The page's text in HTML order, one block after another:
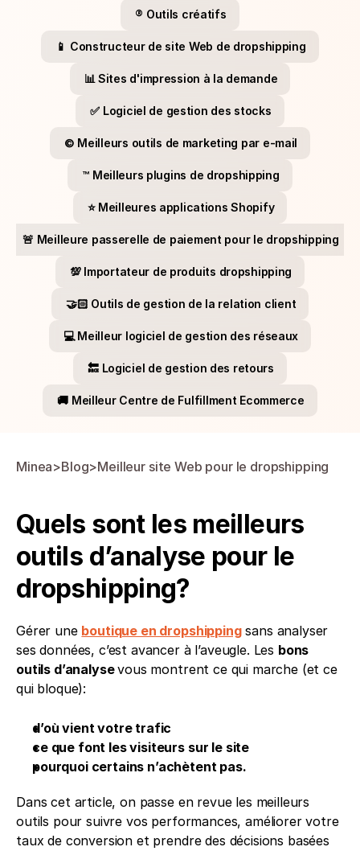
®️ Outils créatifs
📱 Constructeur de site Web de dropshipping
📊 Sites d'impression à la demande
✅ Logiciel de gestion des stocks
©️ Meilleurs outils de marketing par e-mail
™️ Meilleurs plugins de dropshipping
⭐​ Meilleures applications Shopify
🚨 Meilleure passerelle de paiement pour le dropshipping
💯​ Importateur de produits dropshipping
🤝🏻 Outils de gestion de la relation client
💻​ Meilleur logiciel de gestion des réseaux
🔙​ Logiciel de gestion des retours
🚚​ Meilleur Centre de Fulfillment Ecommerce
Minea>Blog>Meilleur site Web pour le dropshipping
Quels sont les meilleurs
outils d’analyse pour le
dropshipping?
Gérer une boutique en dropshipping sans analyser
ses données, c’est avancer à l’aveugle. Les bons
outils d’analyse vous montrent ce qui marche (et ce
qui bloque):
d’où vient votre trafic
ce que font les visiteurs sur le site
pourquoi certains n’achètent pas.
Dans cet article, on passe en revue les meilleurs
outils pour suivre vos performances, améliorer votre
taux de conversion et prendre des décisions basées